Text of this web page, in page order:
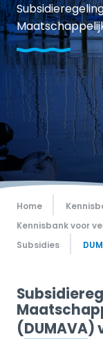
Home
Kennisbank voor
Subsidies
(DUMAVA)